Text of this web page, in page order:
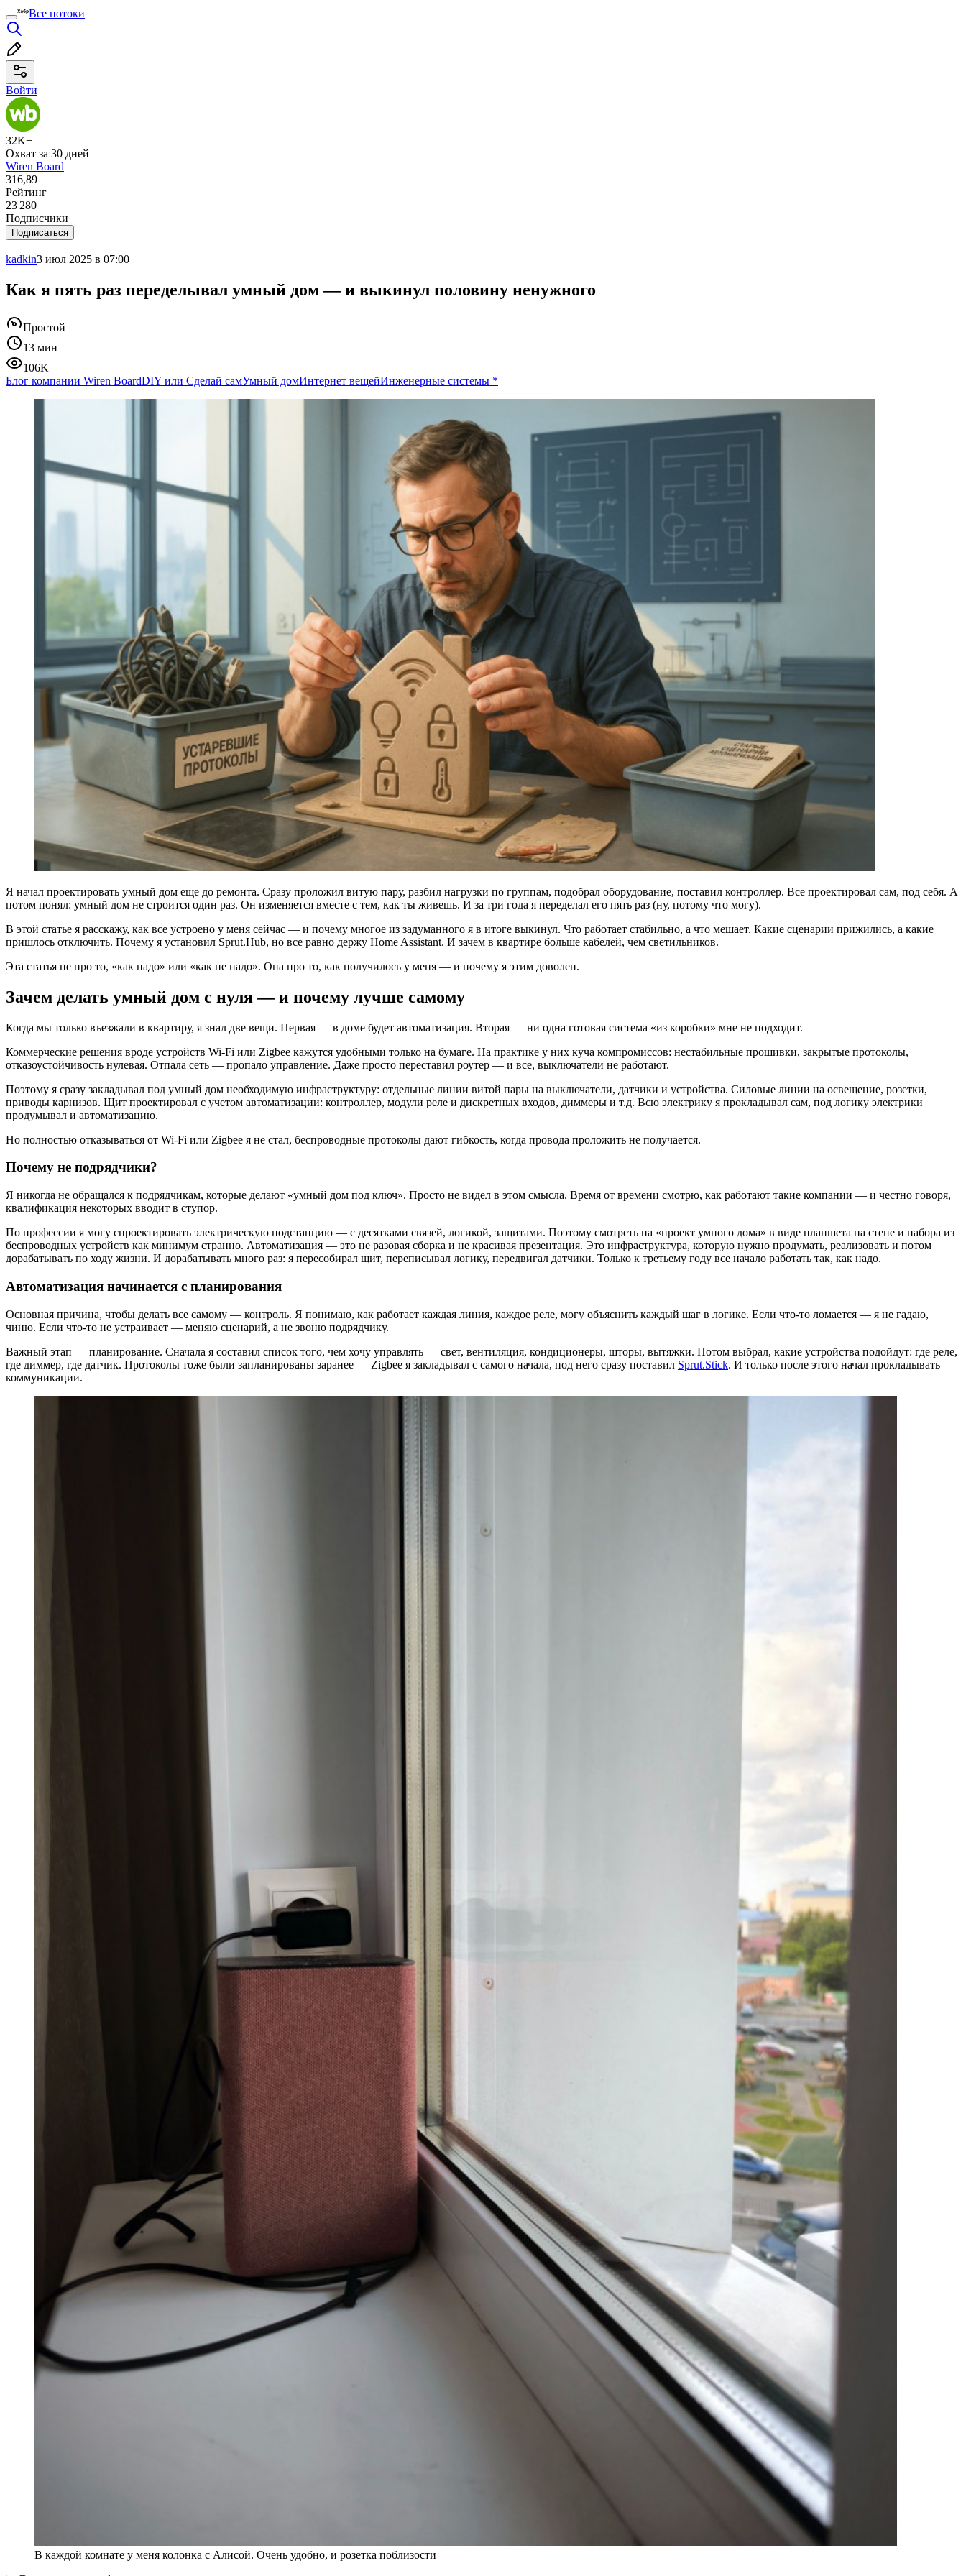
Все потоки
Войти
32K+
Охват за 30 дней
Wiren Board
316,89
Рейтинг
23 280
Подписчики
Подписаться
kadkin3 июл 2025 в 07:00
Как я пять раз переделывал умный дом — и выкинул половину ненужного
Простой
13 мин
106K
Блог компании Wiren BoardDIY или Сделай самУмный домИнтернет вещейИнженерные системы *
Я начал проектировать умный дом еще до ремонта. Сразу проложил витую пару, разбил нагрузки по группам, подобрал оборудование, поставил контроллер. Все проектировал сам, под себя. А
потом понял: умный дом не строится один раз. Он изменяется вместе с тем, как ты живешь. И за три года я переделал его пять раз (ну, потому что могу).
В этой статье я расскажу, как все устроено у меня сейчас — и почему многое из задуманного я в итоге выкинул. Что работает стабильно, а что мешает. Какие сценарии прижились, а какие
пришлось отключить. Почему я установил Sprut.Hub, но все равно держу Home Assistant. И зачем в квартире больше кабелей, чем светильников.
Эта статья не про то, «как надо» или «как не надо». Она про то, как получилось у меня — и почему я этим доволен.
Зачем делать умный дом с нуля — и почему лучше самому
Когда мы только въезжали в квартиру, я знал две вещи. Первая — в доме будет автоматизация. Вторая — ни одна готовая система «из коробки» мне не подходит.
Коммерческие решения вроде устройств Wi-Fi или Zigbee кажутся удобными только на бумаге. На практике у них куча компромиссов: нестабильные прошивки, закрытые протоколы,
отказоустойчивость нулевая. Отпала сеть — пропало управление. Даже просто переставил роутер — и все, выключатели не работают.
Поэтому я сразу закладывал под умный дом необходимую инфраструктуру: отдельные линии витой пары на выключатели, датчики и устройства. Силовые линии на освещение, розетки,
приводы карнизов. Щит проектировал с учетом автоматизации: контроллер, модули реле и дискретных входов, диммеры и т.д. Всю электрику я прокладывал сам, под логику электрики
продумывал и автоматизацию.
Но полностью отказываться от Wi-Fi или Zigbee я не стал, беспроводные протоколы дают гибкость, когда провода проложить не получается.
Почему не подрядчики?
Я никогда не обращался к подрядчикам, которые делают «умный дом под ключ». Просто не видел в этом смысла. Время от времени смотрю, как работают такие компании — и честно говоря,
квалификация некоторых вводит в ступор.
По профессии я могу спроектировать электрическую подстанцию — с десятками связей, логикой, защитами. Поэтому смотреть на «проект умного дома» в виде планшета на стене и набора из
беспроводных устройств как минимум странно. Автоматизация — это не разовая сборка и не красивая презентация. Это инфраструктура, которую нужно продумать, реализовать и потом
дорабатывать по ходу жизни. И дорабатывать много раз: я пересобирал щит, переписывал логику, передвигал датчики. Только к третьему году все начало работать так, как надо.
Автоматизация начинается с планирования
Основная причина, чтобы делать все самому — контроль. Я понимаю, как работает каждая линия, каждое реле, могу объяснить каждый шаг в логике. Если что-то ломается — я не гадаю,
чиню. Если что-то не устраивает — меняю сценарий, а не звоню подрядчику.
Важный этап — планирование. Сначала я составил список того, чем хочу управлять — свет, вентиляция, кондиционеры, шторы, вытяжки. Потом выбрал, какие устройства подойдут: где реле,
где диммер, где датчик. Протоколы тоже были запланированы заранее — Zigbee я закладывал с самого начала, под него сразу поставил Sprut.Stick. И только после этого начал прокладывать
коммуникации.
В каждой комнате у меня колонка с Алисой. Очень удобно, и розетка поблизости